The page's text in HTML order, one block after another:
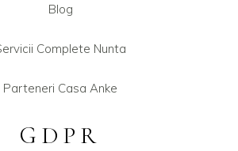
Blog
Complete Nunta
Parteneri Casa Anke
GDPR